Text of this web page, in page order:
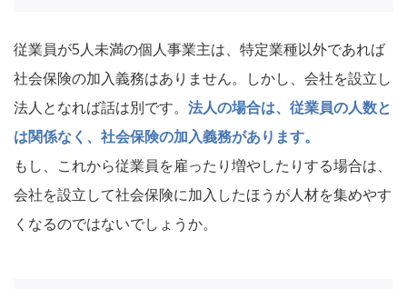
従業員が5人未満の個人事業主は、特定業種以外であれば
社会保険の加入義務はありません。しかし、会社を設立し
法人となれば話は別です。 法人の場合は、従業員の人数と
は関係なく、社会保険の加入義務があります。
もし、これから従業員を雇ったり増やしたりする場合は、
会社を設立して社会保険に加入したほうが人材を集めやす
くなるのではないでしょうか。